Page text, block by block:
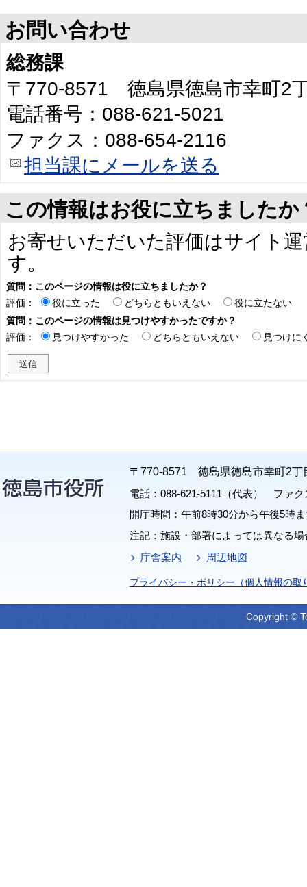
お問い合わせ
総務課
〒770-8571 徳島県徳島市幸町2
電話番号：088-621-5021
ファクス：088-654-2116
担当課にメールを送る
この情報はお役に立ちましたか
お寄せいただいた評価はサイト
す。
質問：このページの情報は役に立ちましたか？
評価：
役に立った どちらともいえない
役に立たない
質問：このページの情報は見つけやすかったですか？
評価：
見つけやすかった どちらともいえない 見つけに
〒770-8571 徳島県徳島市幸町2丁
電話：088-621-5111（代表） ファク
開庁時間：午前8時30分から午後5時
注記：施設・部署によっては異なる
庁舎案内
周辺地図
プライバシー・ポリシー（個人情報の取
Copyright ©